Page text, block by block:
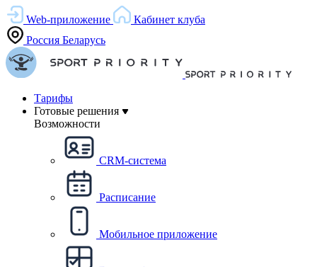
Web-приложение
Кабинет клуба
Россия Беларусь
Тарифы
Готовые решения
Возможности
CRM-система
Расписание
Мобильное приложение